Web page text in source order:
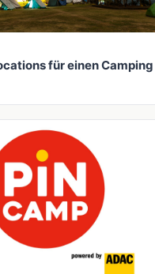
für einen